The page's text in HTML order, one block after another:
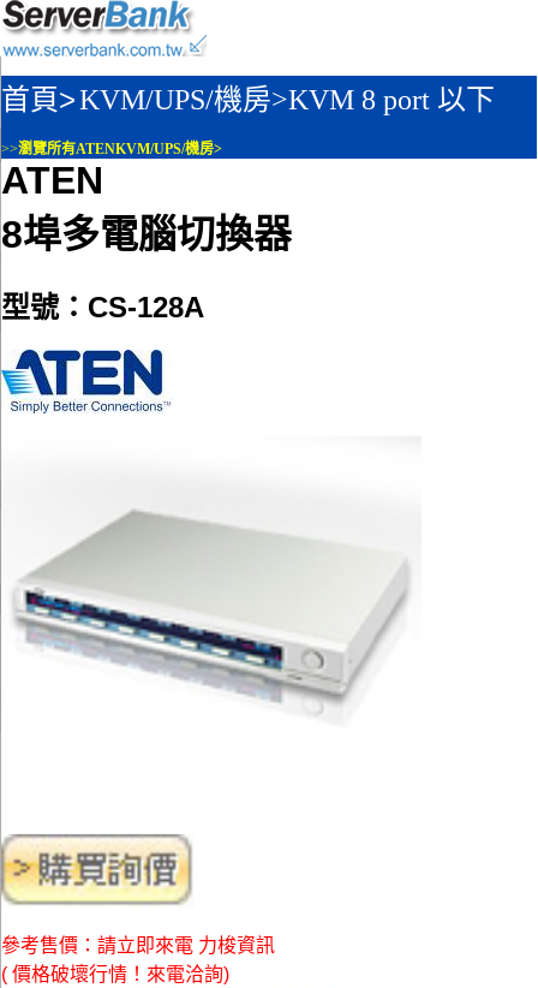
首頁>KVM/UPS/機房>KVM 8 port 以下
>>瀏覽所有ATENKVM/UPS/機房>
ATEN
8埠多電腦切換器
型號：CS-128A
參考售價：請立即來電 力梭資訊
( 價格破壞行情！來電洽詢)